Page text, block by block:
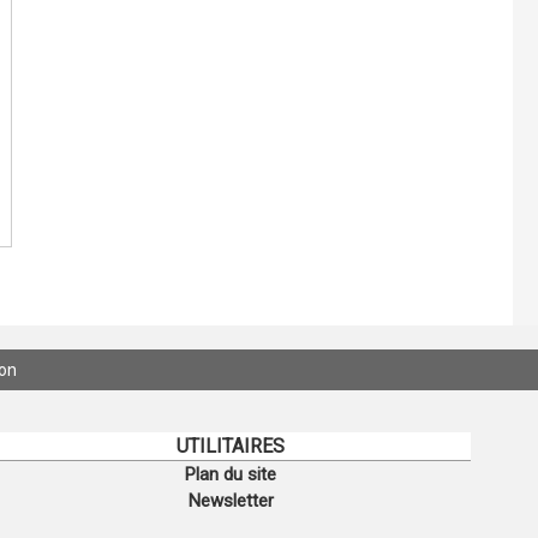
UTILITAIRES
Plan du site
Newsletter